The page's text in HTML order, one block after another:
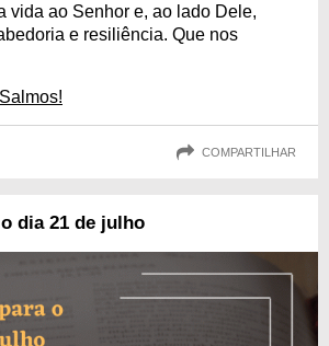
vida ao Senhor e, ao lado Dele,
e resiliência. Que nos
COMPARTILHAR
dia 21 de julho